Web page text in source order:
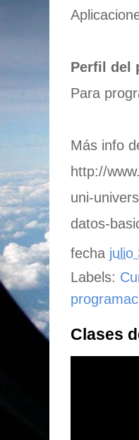
Perfil del
Para
Más info
http://
uni-
datos-
fecha julio
Labels:
Clases